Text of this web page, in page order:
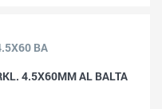
BA
4.5X60MM AL BALTA